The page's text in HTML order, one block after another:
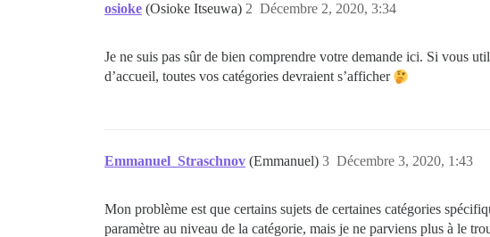
osioke (Osioke Itseuwa) Décembre 2, 2020, 3:34
2
Je ne suis pas sûr de bien comprendre votre demande ici. Si vous
d’accueil, toutes vos catégories devraient s’afficher
Emmanuel_Straschnov (Emmanuel) Décembre 3, 2020, 1:43
3
Mon problème est que certains sujets de certaines catégories
paramètre au niveau de la catégorie, mais je ne parviens plus à le